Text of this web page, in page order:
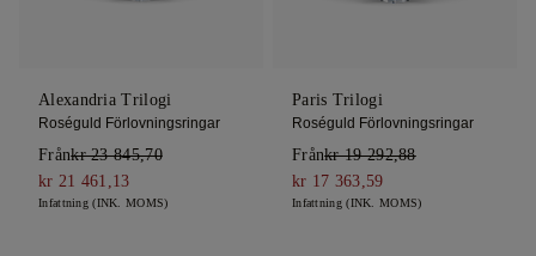
Alexandria Trilogi
Roséguld Förlovningsringar
Frånkr 23 845,70
kr 21 461,13
Infattning (INK. MOMS)
Paris Trilogi
Roséguld Förlovningsringar
Frånkr 19 292,88
kr 17 363,59
Infattning (INK. MOMS)